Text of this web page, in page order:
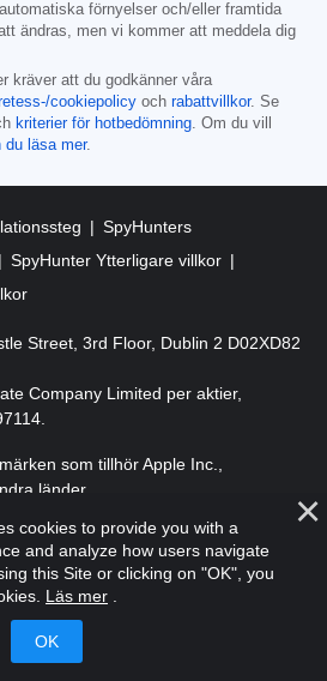
förnyelser och/eller framtida
ändras, men vi kommer att meddela dig
kräver att du godkänner våra
cookiepolicy och rabattvillkor. Se
kriterier för hotbedömning. Om du vill
du läsa mer.
SpyHunters
SpyHunter Ytterligare villkor
Street, 3rd Floor, Dublin 2 D02XD82
Company Limited per aktier,
som tillhör Apple Inc.,
länder.
EnigmaSoft Ltd. Med ensamrätt.
cookies to provide you with a
and analyze how users navigate
this Site or clicking on "OK", you
Läs mer